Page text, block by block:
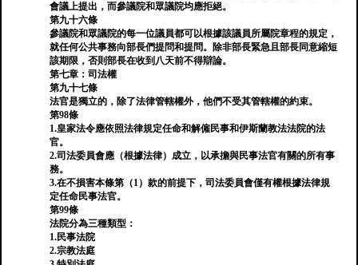
會議上提出，而參議院和眾議院均應拒絕。
第九十六條
參議院和眾議院的每一位議員都可以根據該議員所屬院章程的規定，
就任何公共事務向部長們提問和提問。除非部長緊急且部長同意縮短
該期限，否則部長在收到八天前不得辯論。
第七章：司法權
第九十七條
法官是獨立的，除了法律管轄權外，他們不受其管轄權的約束。
第98條
1.皇家法令應依照法律規定任命和解僱民事和伊斯蘭教法法院的法
官。
2.司法委員會應（根據法律）成立，以承擔與民事法官有關的所有事
務。
3.在不損害本條第（1）款的前提下，司法委員會僅有權根據法律規
定任命民事法官。
第99條
法院分為三種類型：
1.民事法院
2.宗教法庭